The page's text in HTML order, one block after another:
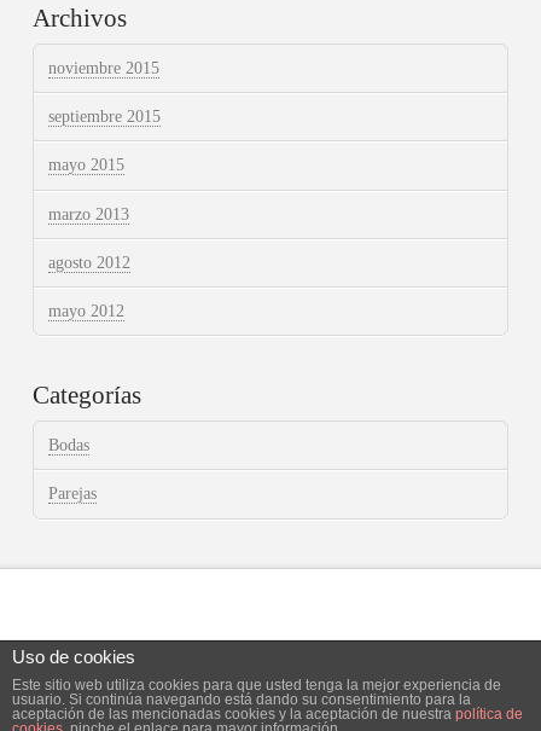
Archivos
noviembre 2015
septiembre 2015
mayo 2015
marzo 2013
agosto 2012
mayo 2012
Categorías
Bodas
Parejas
Facebook
X Instagram
Uso de cookies
Este sitio web utiliza cookies para que usted tenga la mejor experiencia de
usuario. Si continúa navegando está dando su consentimiento para la
aceptación de las mencionadas cookies y la aceptación de nuestra política de